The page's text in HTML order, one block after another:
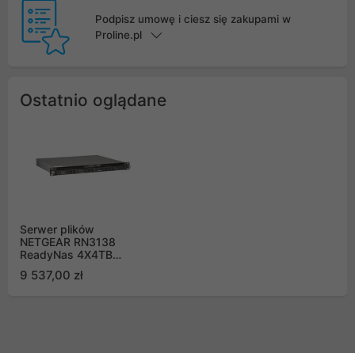
Podpisz umowę i ciesz się zakupami w
Proline.pl
Ostatnio oglądane
Serwer plików
NETGEAR RN3138
ReadyNas 4X4TB
9 537,00 zł